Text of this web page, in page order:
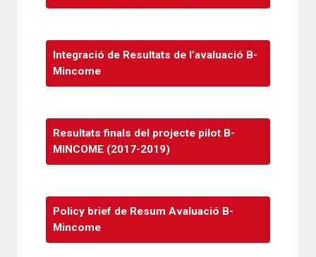
Integració de Resultats de l’avaluació B-
Mincome
Resultats finals del projecte pilot B-
MINCOME (2017-2019)
Policy brief de Resum Avaluació B-
Mincome